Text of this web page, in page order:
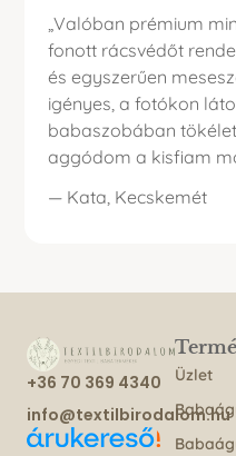
„Valóban prémium
fonott rácsvédőt
és egyszerűen
igényes, a fotókon
babaszobában
aggódom a kisfiam
— Kata, Kecskemét
+36 70 369 4340
info@textilbirodalom.hu
Üzlet